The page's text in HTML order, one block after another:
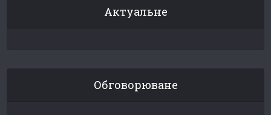
Актуальне
Обговорюване